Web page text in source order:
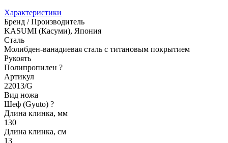
Характеристики
Бренд / Производитель
KASUMI (Касуми), Япония
Сталь
Молибден-ванадиевая сталь с титановым покрытием
Рукоять
Полипропилен ?
Артикул
22013/G
Вид ножа
Шеф (Gyuto) ?
Длина клинка, мм
130
Длина клинка, см
13